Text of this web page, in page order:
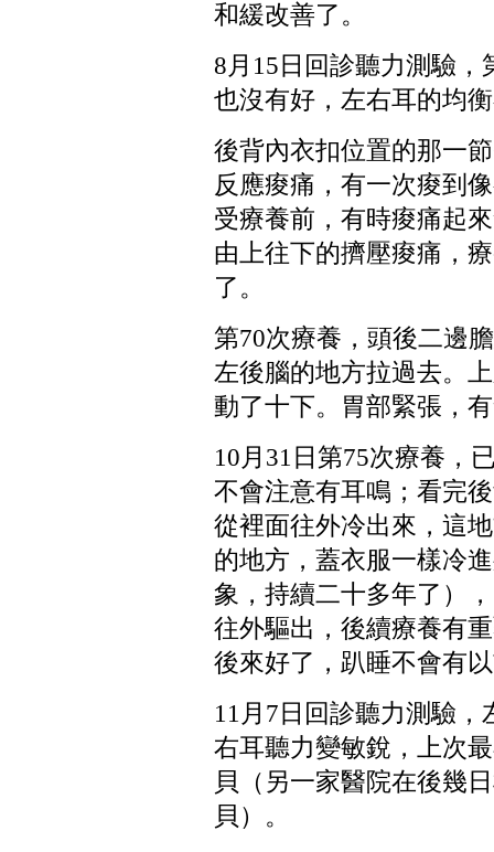
和緩改善了。
8 月 15 日回診聽力測驗
也沒有好，左右耳的均
後背內衣扣位置的那一
反應痠痛，有一次痠到
受療養前，有時痠痛起
由上往下的擠壓痠痛，
了。
第70次療養，頭後二邊
左後腦的地方拉過去。
動了十下。胃部緊張，
10 月 31 日第75次療養，
不會注意有耳鳴；看完
從裡面往外冷出來，這
的地方，蓋衣服一樣冷
象，持續二十多年了）
往外驅出，後續療養有
後來好了，趴睡不會有
11 月 7 日回診聽力測驗
右耳聽力變敏銳，上次
貝（另一家醫院在後幾
貝）。